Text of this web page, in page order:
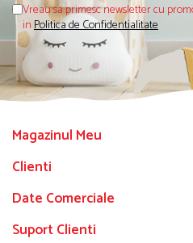
Vreau sa primesc newsletter cu
inPolitica de Confidentialitate
Magazinul Meu
Clienti
Date Comerciale
Suport Clienti